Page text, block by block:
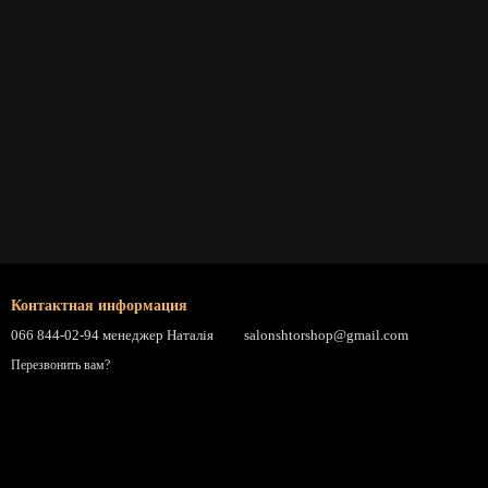
Контактная информация
066 844-02-94 менеджер Наталія
Перезвонить вам?
salonshtorshop@gmail.com